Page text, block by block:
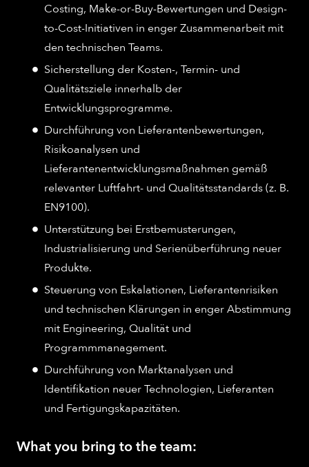
Costing, Make-or-Buy-Bewertungen und Design-
to-Cost-Initiativen in enger Zusammenarbeit mit
den technischen Teams.
Sicherstellung der Kosten-, Termin- und
Qualitätsziele innerhalb der
Entwicklungsprogramme.
Durchführung von Lieferantenbewertungen,
Risikoanalysen und
Lieferantenentwicklungsmaßnahmen gemäß
relevanter Luftfahrt- und Qualitätsstandards (z. B.
EN9100).
Unterstützung bei Erstbemusterungen,
Industrialisierung und Serienüberführung neuer
Produkte.
Steuerung von Eskalationen, Lieferantenrisiken
und technischen Klärungen in enger Abstimmung
mit Engineering, Qualität und
Programmmanagement.
Durchführung von Marktanalysen und
Identifikation neuer Technologien, Lieferanten
und Fertigungskapazitäten.
What you bring to the team: